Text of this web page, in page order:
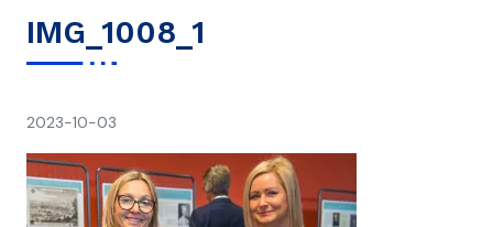
IMG_1008_1
2023-10-03